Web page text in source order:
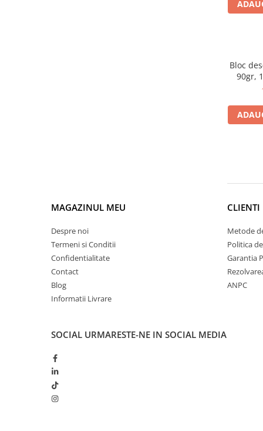
Bloc
90gr,
MAGAZINUL MEU
Despre noi
Termeni si Conditii
Confidentialitate
Contact
Blog
Informatii Livrare
CLIENTI
Metode
Politica
Garantia
ANPC
SOCIAL URMARESTE-NE IN SOCIAL MEDIA